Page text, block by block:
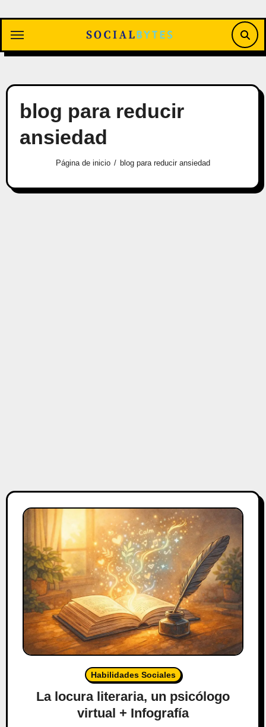
contenido
blog para reducir
ansiedad
Página de inicio blog para reducir ansiedad
Habilidades Sociales
La locura literaria, un psicólogo
virtual + Infografía